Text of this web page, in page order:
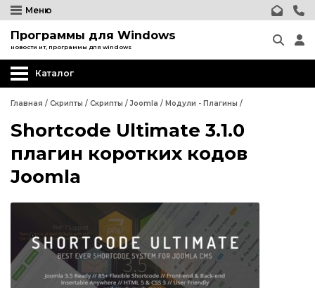
Меню
Программы для Windows
новости ит, программы для windows
Каталог
Joomla
Шаблоны Joomla
Главная / Скрипты / Скрипты / Joomla / Модули - Плагины /
Shortcode Ultimate 3.1.0
плагин коротких кодов
Joomla
Wordpress
Joomla
Релизы Joomla
Компоненты Joomla
Модули, плагины Joomla
Шаблоны Joomla